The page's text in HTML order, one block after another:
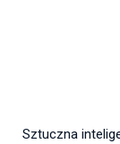
Sztuczna